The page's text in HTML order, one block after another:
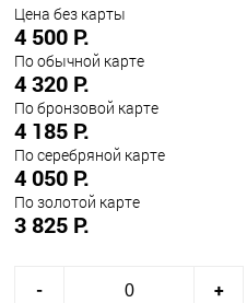
Цена без карты
4 500 Р.
По обычной карте
4 320 Р.
По бронзовой карте
4 185 Р.
По серебряной карте
4 050 Р.
По золотой карте
3 825 Р.
- +